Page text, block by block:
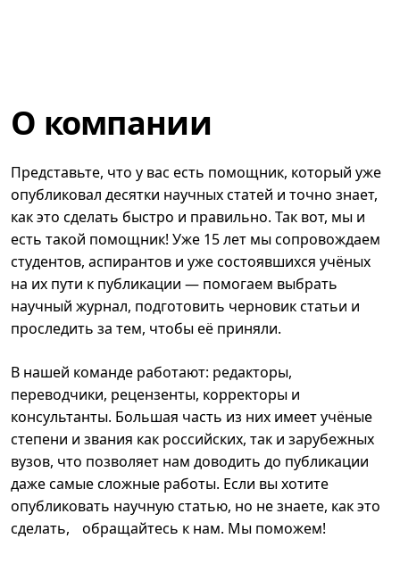
О компании
Представьте, что у вас есть помощник, который уже
опубликовал десятки научных статей и точно знает,
как это сделать быстро и правильно. Так вот, мы и
есть такой помощник! Уже 15 лет мы сопровождаем
студентов, аспирантов и уже состоявшихся учёных
на их пути к публикации — помогаем выбрать
научный журнал, подготовить черновик статьи и
проследить за тем, чтобы её приняли.
В нашей команде работают: редакторы,
переводчики, рецензенты, корректоры и
консультанты. Большая часть из них имеет учёные
степени и звания как российских, так и зарубежных
вузов, что позволяет нам доводить до публикации
даже самые сложные работы. Если вы хотите
опубликовать научную статью, но не знаете, как это
сделать, обращайтесь к нам. Мы поможем!